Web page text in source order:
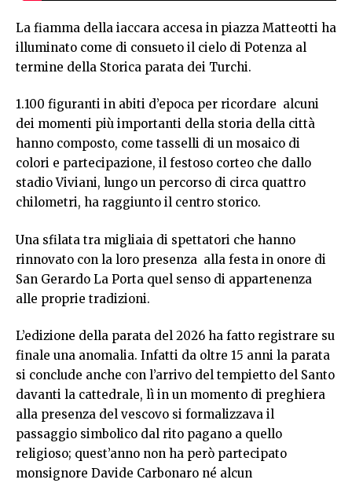
La fiamma della iaccara accesa in piazza Matteotti ha
illuminato come di consueto il cielo di Potenza al
termine della Storica parata dei Turchi.
1.100 figuranti in abiti d’epoca per ricordare alcuni
dei momenti più importanti della storia della città
hanno composto, come tasselli di un mosaico di
colori e partecipazione, il festoso corteo che dallo
stadio Viviani, lungo un percorso di circa quattro
chilometri, ha raggiunto il centro storico.
Una sfilata tra migliaia di spettatori che hanno
rinnovato con la loro presenza alla festa in onore di
San Gerardo La Porta quel senso di appartenenza
alle proprie tradizioni.
L’edizione della parata del 2026 ha fatto registrare su
finale una anomalia. Infatti da oltre 15 anni la parata
si conclude anche con l’arrivo del tempietto del Santo
davanti la cattedrale, lì in un momento di preghiera
alla presenza del vescovo si formalizzava il
passaggio simbolico dal rito pagano a quello
religioso; quest’anno non ha però partecipato
monsignore Davide Carbonaro né alcun